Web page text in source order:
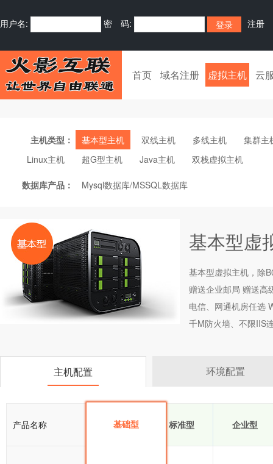
用户名: 密 码: 注册
首页 域名注册 虚拟主机 云
主机类型： 基本型主机 双线主机 多线主机
集群主
Linux主机
超G型主机 Java主机 双栈虚拟主机
数据库产品： Mysql数据库/MSSQL数据库
基本型虚
基本型虚拟主机 ，除
赠送企业邮局 赠送高
电信、网通机房任选
千M防火墙、不限IIS
主机配置 环境配置
产品名称 基础型 标准型 企业型
基础型